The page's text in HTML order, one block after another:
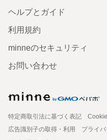
ヘルプとガイド
利用規約
minneのセキュリティ
お問い合わせ
特定商取引法に基づく表記
広告識別子の取得・利用
プライ